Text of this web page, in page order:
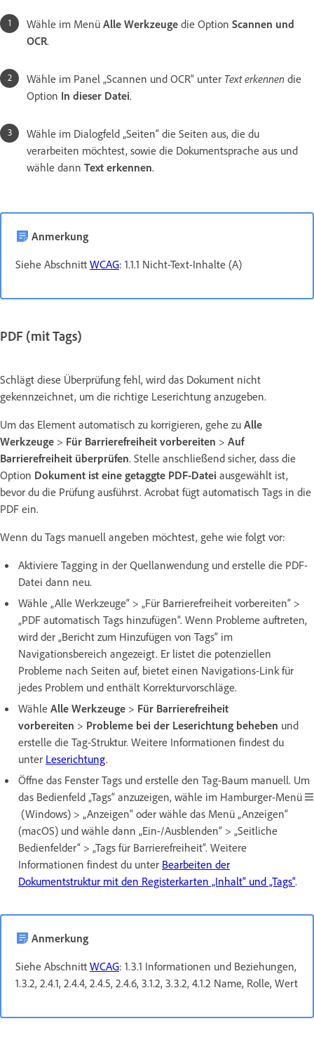
Wähle im Menü Alle Werkzeuge die Option Scannen und
OCR.
Wähle im Panel „Scannen und OCR“ unter Text erkennen die
Option In dieser Datei.
Wähle im Dialogfeld „Seiten“ die Seiten aus, die du
verarbeiten möchtest, sowie die Dokumentsprache aus und
wähle dann Text erkennen.
Anmerkung
Siehe Abschnitt WCAG: 1.1.1 Nicht-Text-Inhalte (A)
PDF (mit Tags)
Schlägt diese Überprüfung fehl, wird das Dokument nicht
gekennzeichnet, um die richtige Leserichtung anzugeben.
Um das Element automatisch zu korrigieren, gehe zu Alle
Werkzeuge > Für Barrierefreiheit vorbereiten > Auf
Barrierefreiheit überprüfen. Stelle anschließend sicher, dass die
Option Dokument ist eine getaggte PDF-Datei ausgewählt ist,
bevor du die Prüfung ausführst. Acrobat fügt automatisch Tags in die
PDF ein.
Wenn du Tags manuell angeben möchtest, gehe wie folgt vor:
Aktiviere Tagging in der Quellanwendung und erstelle die PDF-
Datei dann neu.
Wähle „Alle Werkzeuge“ > „Für Barrierefreiheit vorbereiten“ >
„PDF automatisch Tags hinzufügen“. Wenn Probleme auftreten,
wird der „Bericht zum Hinzufügen von Tags“ im
Navigationsbereich angezeigt. Er listet die potenziellen
Probleme nach Seiten auf, bietet einen Navigations-Link für
jedes Problem und enthält Korrekturvorschläge.
Wähle Alle Werkzeuge > Für Barrierefreiheit
vorbereiten > Probleme bei der Leserichtung beheben und
erstelle die Tag-Struktur. Weitere Informationen findest du
unter Leserichtung.
Öffne das Fenster Tags und erstelle den Tag-Baum manuell. Um
das Bedienfeld „Tags“ anzuzeigen, wähle im Hamburger-Menü
(Windows) > „Anzeigen“ oder wähle das Menü „Anzeigen“
(macOS) und wähle dann „Ein-/Ausblenden“ > „Seitliche
Bedienfelder“ > „Tags für Barrierefreiheit“. Weitere
Informationen findest du unter Bearbeiten der
Dokumentstruktur mit den Registerkarten „Inhalt“ und „Tags“.
Anmerkung
Siehe Abschnitt WCAG: 1.3.1 Informationen und Beziehungen,
1.3.2, 2.4.1, 2.4.4, 2.4.5, 2.4.6, 3.1.2, 3.3.2, 4.1.2 Name, Rolle, Wert